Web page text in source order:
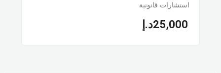
استشارات قانونية
25,000د.إ